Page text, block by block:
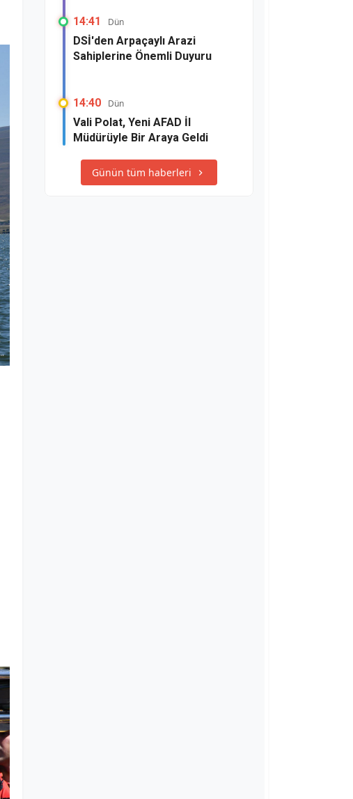
14:41 Dün
DSİ'den Arpaçaylı Arazi
Sahiplerine Önemli Duyuru
14:40 Dün
Vali Polat, Yeni AFAD İl
Müdürüyle Bir Araya Geldi
Günün tüm haberleri